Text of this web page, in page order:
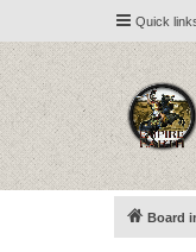
Quick
Board